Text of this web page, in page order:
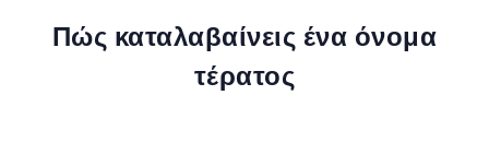
Πώς καταλαβαίνεις ένα όνομα
τέρατος